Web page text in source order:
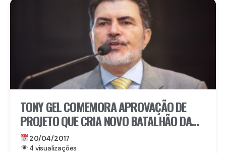
TONY GEL COMEMORA APROVAÇÃO DE
PROJETO QUE CRIA NOVO BATALHÃO DA
PM EM CARUARU
20/04/2017
4 visualizações